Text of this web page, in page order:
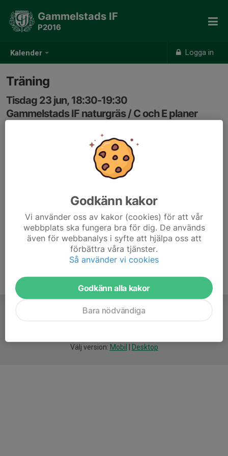
Kalender Logga in
Gammelstads IF
P2016
Träning
Tisdag 23 jun, 18:30-19:30
Gammelstads IF naturgräs / C och E planer
Välj version: Mobil Desktop
Godkänn kakor
Vi använder oss av kakor (cookies) för att vår
webbplats ska fungera bra för dig. De används
även för webbanalys i syfte att hjälpa oss att
förbättra våra tjänster.
Så använder vi cookies
Godkänn alla kakor
Bara nödvändiga